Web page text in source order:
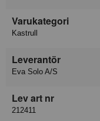
Varukategori
Kastrull
Leverantör
Eva Solo A/S
Lev art nr
212411